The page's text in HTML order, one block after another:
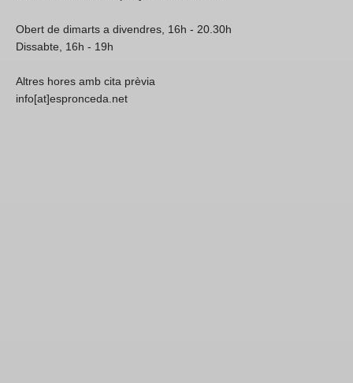
Obert de dimarts a divendres, 16h - 20.30h
Dissabte, 16h - 19h
Altres hores amb cita prèvia
info[at]espronceda.net